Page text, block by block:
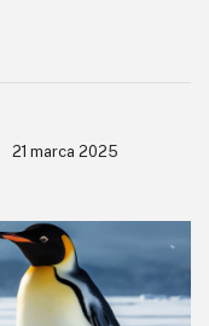
21 marca 2025